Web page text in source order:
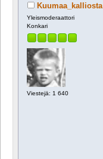
Kuumaa_kalliosta
Yleismoderaattori
Konkari
Viestejä: 1 640